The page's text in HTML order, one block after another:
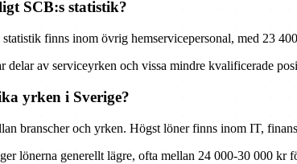
SCB:s statistik?
finns inom övrig hemservicepersonal, med 23
delar av serviceyrken och vissa mindre kvalificerade
yrken i Sverige?
branscher och yrken. Högst löner finns inom IT,
lönerna generellt lägre, ofta mellan 24 000-30 000 kr